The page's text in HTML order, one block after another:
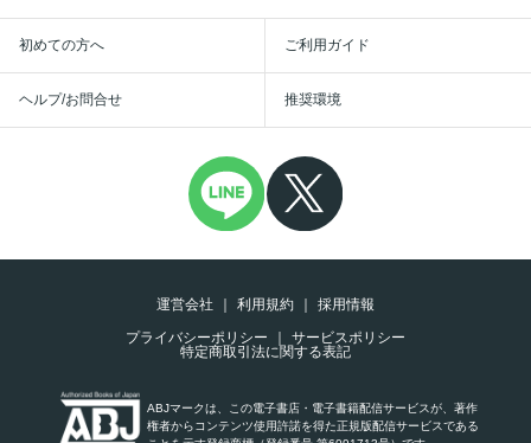
初めての方へ ご利用ガイド
ヘルプ/お問合せ 推奨環境
運営会社 利用規約
採用情報
プライバシーポリシー
サービスポリシー
特定商取引法に関する表記
ABJマークは、この電子書店・電子書籍配信サービスが、著作
権者からコンテンツ使用許諾を得た正規版配信サービスである